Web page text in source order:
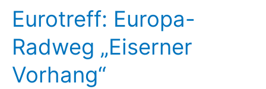
und
alle
Fragen
offen:
Pamina
Eurotreff: Europa-
Radweg „Eiserner
Vorhang“